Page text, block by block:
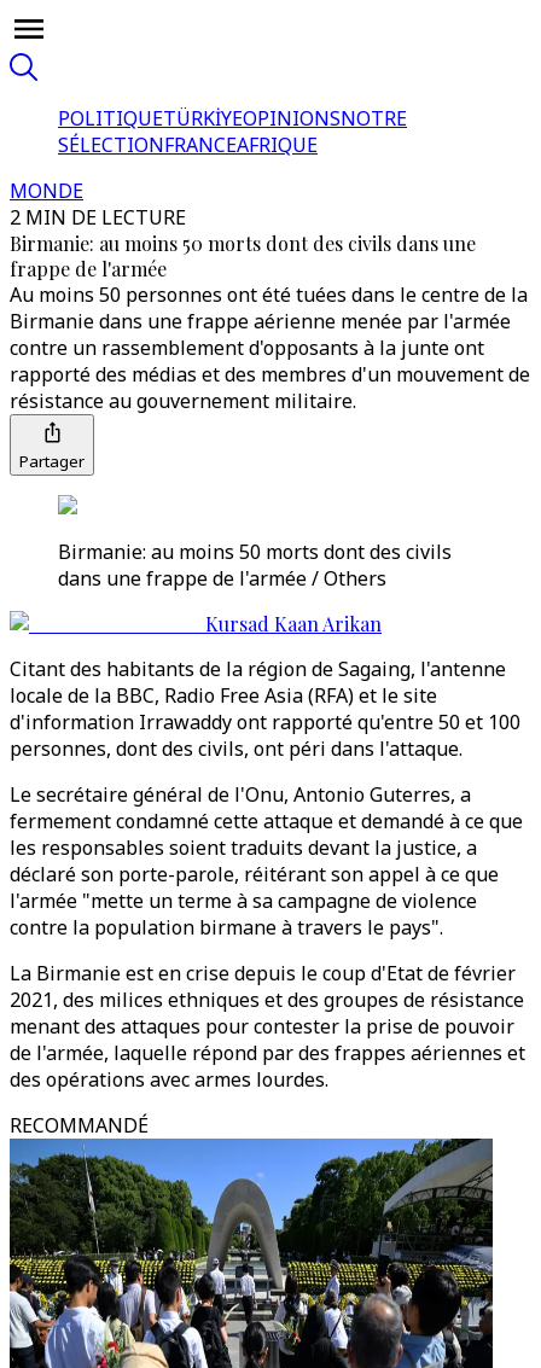
POLITIQUETÜRKİYEOPINIONSNOTRE
SÉLECTIONFRANCEAFRIQUE
MONDE
2 MIN DE LECTURE
Birmanie: au moins 50 morts dont des civils dans une
frappe de l'armée
Au moins 50 personnes ont été tuées dans le centre de la
Birmanie dans une frappe aérienne menée par l'armée
contre un rassemblement d'opposants à la junte ont
rapporté des médias et des membres d'un mouvement de
résistance au gouvernement militaire.
Partager
Birmanie: au moins 50 morts dont des civils
dans une frappe de l'armée / Others
Kursad Kaan Arikan
Citant des habitants de la région de Sagaing, l'antenne
locale de la BBC, Radio Free Asia (RFA) et le site
d'information Irrawaddy ont rapporté qu'entre 50 et 100
personnes, dont des civils, ont péri dans l'attaque.
Le secrétaire général de l'Onu, Antonio Guterres, a
fermement condamné cette attaque et demandé à ce que
les responsables soient traduits devant la justice, a
déclaré son porte-parole, réitérant son appel à ce que
l'armée "mette un terme à sa campagne de violence
contre la population birmane à travers le pays".
La Birmanie est en crise depuis le coup d'Etat de février
2021, des milices ethniques et des groupes de résistance
menant des attaques pour contester la prise de pouvoir
de l'armée, laquelle répond par des frappes aériennes et
des opérations avec armes lourdes.
RECOMMANDÉ